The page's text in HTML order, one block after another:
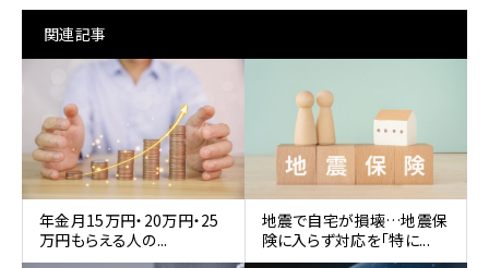
関連記事
年金月15万円・20万円・25
万円もらえる人の...
地震で自宅が損壊…地震保
険に入らず対応を「特に...